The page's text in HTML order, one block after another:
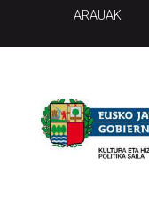
ARAUAK